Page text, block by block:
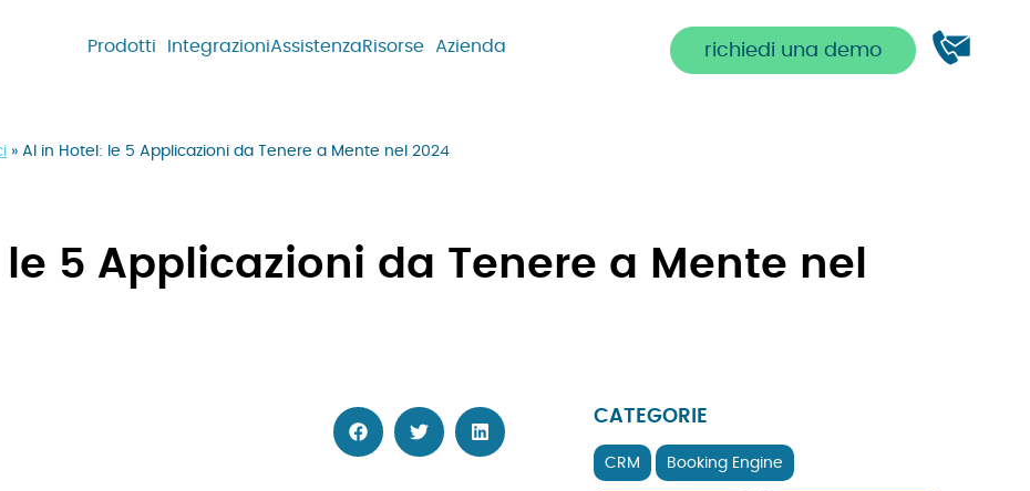
Prodotti IntegrazioniAssistenzaRisorse Azienda richiedi una demo
»AI in Hotel: le 5 Applicazioni da Tenere a Mente nel 2024
5 Applicazioni da Tenere a Mente nel
CATEGORIE
CRM
Booking Engine